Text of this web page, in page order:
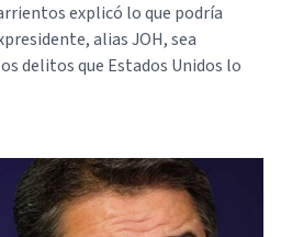
explicó lo que podría
alias JOH, sea
delitos que Estados Unidos lo